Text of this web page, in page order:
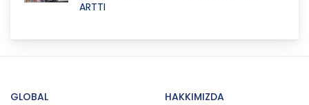
ARTTI
GLOBAL HAKKIMIZDA